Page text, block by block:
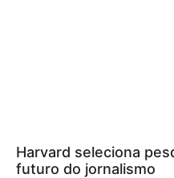
Harvard seleciona
futuro do jornalismo